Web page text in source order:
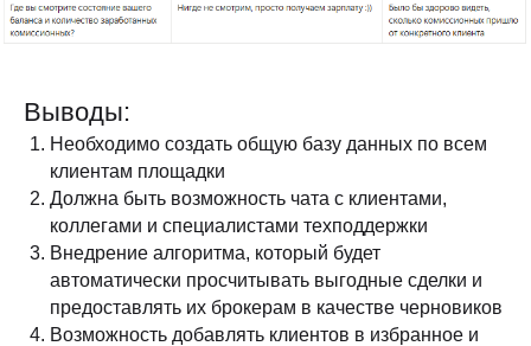
Выводы:
Необходимо создать общую базу данных по всем
клиентам площадки
Должна быть возможность чата с клиентами,
коллегами и специалистами техподдержки
Внедрение алгоритма, который будет
автоматически просчитывать выгодные сделки и
предоставлять их брокерам в качестве черновиков
Возможность добавлять клиентов в избранное и